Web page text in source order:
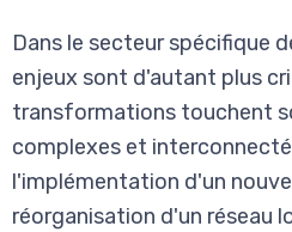
Dans le secteur spécifique
enjeux sont d'autant plus
transformations touchent
complexes et
l'implémentation d'un
réorganisation d'un réseau